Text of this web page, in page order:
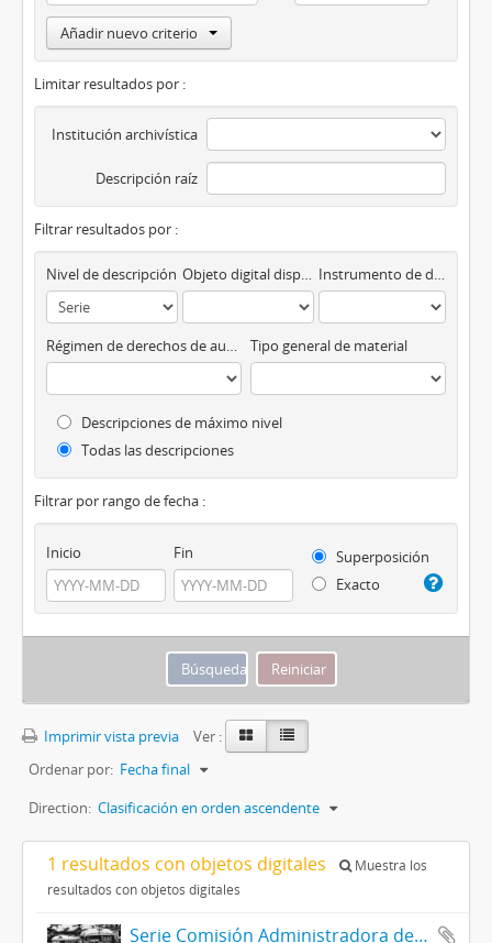
Añadir nuevo criterio
Limitar resultados por :
Institución archivística
Descripción raíz
Filtrar resultados por :
Nivel de descripción Objeto digital disponibles Instrumento de descripción
Régimen de derechos de autor Tipo general de material
Descripciones de máximo nivel
Todas las descripciones
Filtrar por rango de fecha :
Inicio Fin
Superposición
Exacto
Imprimir vista previa
Ver :
Ordenar por: Fecha final
Direction: Clasificación en orden ascendente
1 resultados con objetos digitales
Muestra los
resultados con objetos digitales
Serie Comisión Administradora del Transporte Automotor (C.A.T.A.)